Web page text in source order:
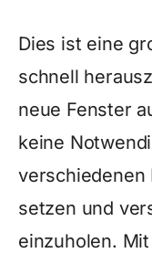
Dies ist eine
schnell
neue Fenster
keine
verschiedenen
setzen und
einzuholen.